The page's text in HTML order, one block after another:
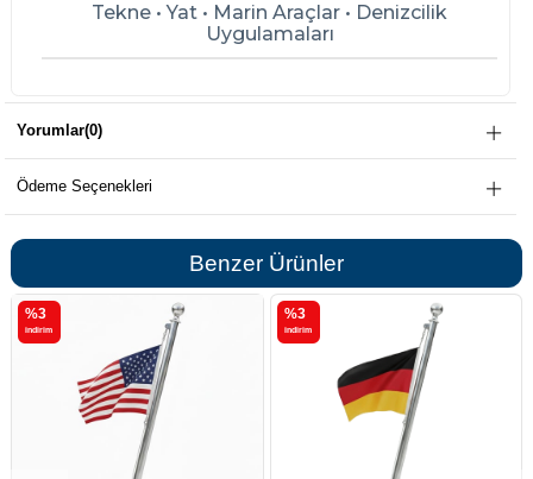
Tekne • Yat • Marin Araçlar • Denizcilik
Uygulamaları
Yorumlar(0)
Ödeme Seçenekleri
Benzer Ürünler